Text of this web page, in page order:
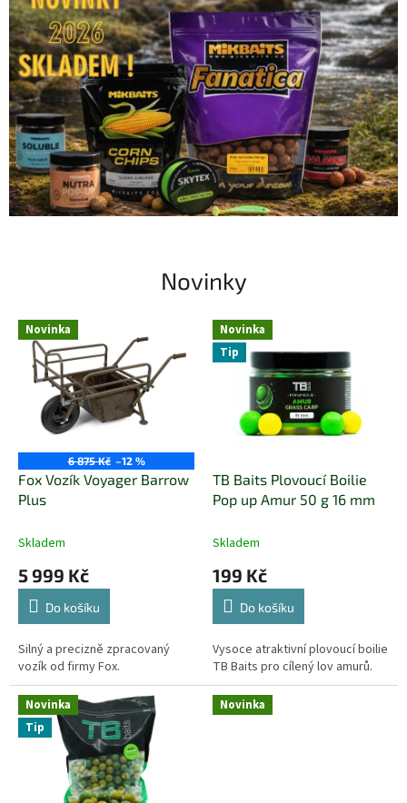
Novinky
Novinka
6 875 Kč –12 %
Fox Vozík Voyager Barrow
Plus
Skladem
5 999 Kč
Do košíku
Silný a precizně zpracovaný
vozík od firmy Fox.
Novinka
Tip
TB Baits Plovoucí Boilie
Pop up Amur 50 g 16 mm
Skladem
199 Kč
Do košíku
Vysoce atraktivní plovoucí boilie
TB Baits pro cílený lov amurů.
Novinka
Tip
Novinka